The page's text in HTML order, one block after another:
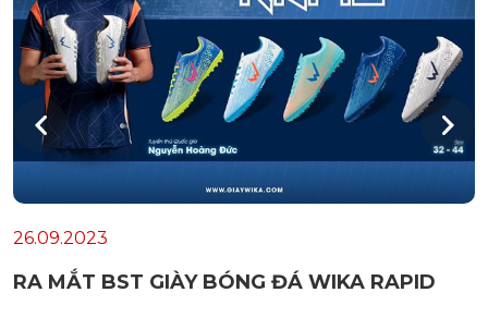
26.09.2023
RA MẮT BST GIÀY BÓNG ĐÁ WIKA RAPID